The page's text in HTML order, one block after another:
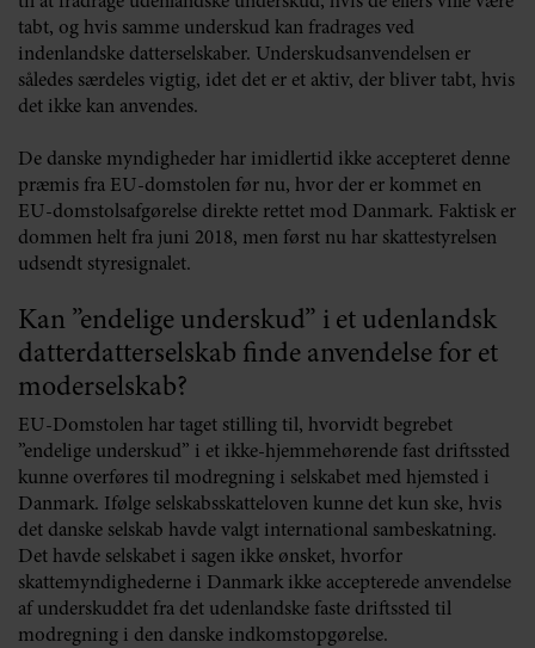
tabt, og hvis samme underskud kan fradrages ved
indenlandske datterselskaber. Underskudsanvendelsen er
således særdeles vigtig, idet det er et aktiv, der bliver tabt, hvis
det ikke kan anvendes.
De danske myndigheder har imidlertid ikke accepteret denne
præmis fra EU-domstolen før nu, hvor der er kommet en
EU-domstolsafgørelse direkte rettet mod Danmark. Faktisk er
dommen helt fra juni 2018, men først nu har skattestyrelsen
udsendt styresignalet.
Kan ”endelige underskud” i et udenlandsk
datterdatterselskab finde anvendelse for et
moderselskab?
EU-Domstolen har taget stilling til, hvorvidt begrebet
”endelige underskud” i et ikke-hjemmehørende fast driftssted
kunne overføres til modregning i selskabet med hjemsted i
Danmark. Ifølge selskabsskatteloven kunne det kun ske, hvis
det danske selskab havde valgt international sambeskatning.
Det havde selskabet i sagen ikke ønsket, hvorfor
skattemyndighederne i Danmark ikke accepterede anvendelse
af underskuddet fra det udenlandske faste driftssted til
modregning i den danske indkomstopgørelse.